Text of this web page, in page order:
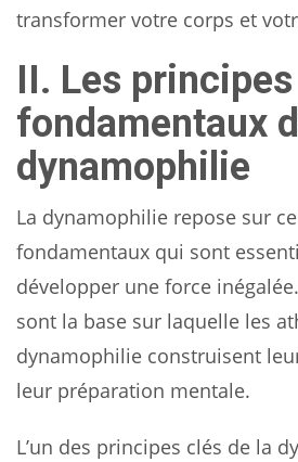
transformer votre corps et
II. Les principes
fondamentaux
dynamophilie
La dynamophilie repose sur
fondamentaux qui sont
développer une force
sont la base sur laquelle les
dynamophilie construisent
leur préparation mentale.
L’un des principes clés de la